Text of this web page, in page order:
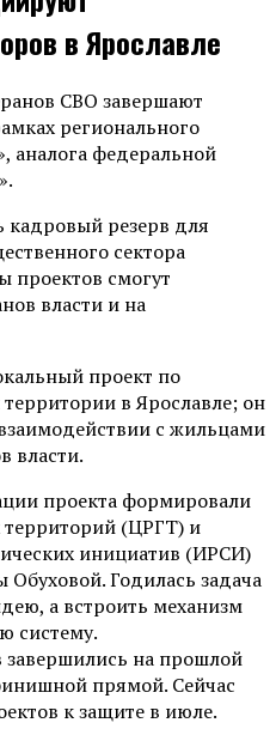
в Ярославле
СВО завершают
регионального
аналога федеральной
резерв для
сектора
проектов смогут
власти и на
проект по
в Ярославле; он
с жильцами
власти.
проекта формировали
территорий (ЦРГТ) и
инициатив (ИРСИ)
Годилась задача
а встроить механизм
систему.
на прошлой
прямой. Сейчас
к защите в июле.